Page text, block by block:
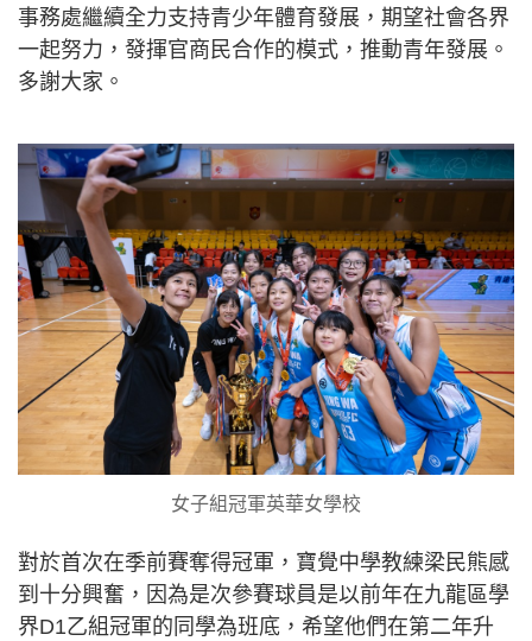
事務處繼續全力支持青少年體育發展，期望社會各界
一起努力，發揮官商民合作的模式，推動青年發展。
多謝大家。
女子組冠軍英華女學校
對於首次在季前賽奪得冠軍，寶覺中學教練梁民熊感
到十分興奮，因為是次參賽球員是以前年在九龍區學
界D1乙組冠軍的同學為班底，希望他們在第二年升